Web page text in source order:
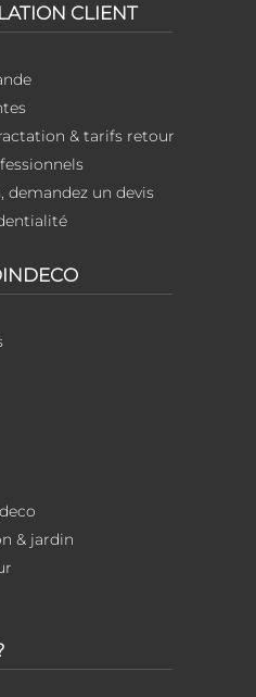
CLIENT
& tarifs retour
demandez un devis
& jardin